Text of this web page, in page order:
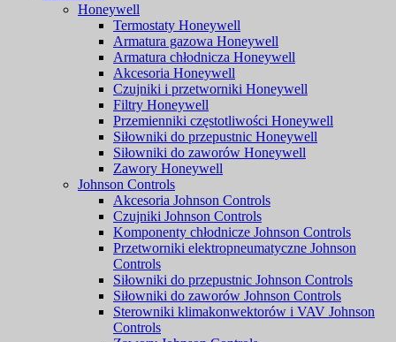
Honeywell
Termostaty Honeywell
Armatura gazowa Honeywell
Armatura chłodnicza Honeywell
Akcesoria Honeywell
Czujniki i przetworniki Honeywell
Filtry Honeywell
Przemienniki częstotliwości Honeywell
Siłowniki do przepustnic Honeywell
Siłowniki do zaworów Honeywell
Zawory Honeywell
Johnson Controls
Akcesoria Johnson Controls
Czujniki Johnson Controls
Komponenty chłodnicze Johnson Controls
Przetworniki elektropneumatyczne Johnson
Controls
Siłowniki do przepustnic Johnson Controls
Siłowniki do zaworów Johnson Controls
Sterowniki klimakonwektorów i VAV Johnson
Controls